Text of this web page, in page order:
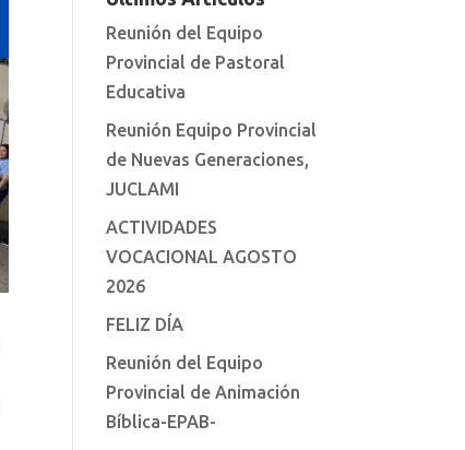
Reunión del Equipo
Provincial de Pastoral
Educativa
Reunión Equipo Provincial
de Nuevas Generaciones,
JUCLAMI
ACTIVIDADES
VOCACIONAL AGOSTO
2026
FELIZ DÍA
Reunión del Equipo
Provincial de Animación
Bíblica-EPAB-